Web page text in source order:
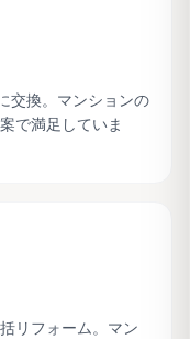
交換。マンションの
で満足していま
リフォーム。マン